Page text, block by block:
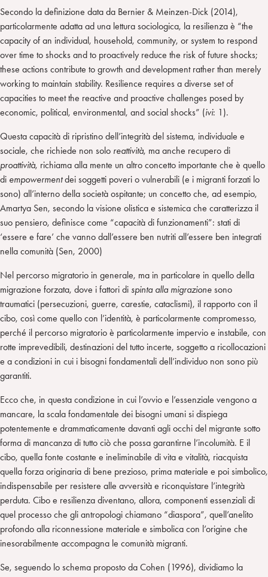
Secondo la definizione data da Bernier & Meinzen-Dick (2014),
particolarmente adatta ad una lettura sociologica, la resilienza è “the
capacity of an individual, household, community, or system to respond
over time to shocks and to proactively reduce the risk of future shocks;
these actions contribute to growth and development rather than merely
working to maintain stability. Resilience requires a diverse set of
capacities to meet the reactive and proactive challenges posed by
economic, political, environmental, and social shocks” (ivi: 1).
Questa capacità di ripristino dell’integrità del sistema, individuale e
sociale, che richiede non solo reattività, ma anche recupero di
proattività, richiama alla mente un altro concetto importante che è quello
di empowermentdei soggetti poveri o vulnerabili (e i migranti forzati lo
sono) all’interno della società ospitante; un concetto che, ad esempio,
Amartya Sen, secondo la visione olistica e sistemica che caratterizza il
suo pensiero, definisce come “capacità di funzionamenti”: stati di
‘essere e fare’ che vanno dall’essere ben nutriti all’essere ben integrati
nella comunità (Sen, 2000)
Nel percorso migratorio in generale, ma in particolare in quello della
migrazione forzata, dove i fattori di spinta alla migrazione sono
traumatici (persecuzioni, guerre, carestie, cataclismi), il rapporto con il
cibo, così come quello con l’identità, è particolarmente compromesso,
perché il percorso migratorio è particolarmente impervio e instabile, con
rotte imprevedibili, destinazioni del tutto incerte, soggetto a ricollocazioni
e a condizioni in cui i bisogni fondamentali dell’individuo non sono più
garantiti.
Ecco che, in questa condizione in cui l’ovvio e l’essenziale vengono a
mancare, la scala fondamentale dei bisogni umani si dispiega
potentemente e drammaticamente davanti agli occhi del migrante sotto
forma di mancanza di tutto ciò che possa garantirne l’incolumità. E il
cibo, quella fonte costante e ineliminabile di vita e vitalità, riacquista
quella forza originaria di bene prezioso, prima materiale e poi simbolico,
indispensabile per resistere alle avversità e riconquistare l’integrità
perduta. Cibo e resilienza diventano, allora, componenti essenziali di
quel processo che gli antropologi chiamano “diaspora”, quell’anelito
profondo alla riconnessione materiale e simbolica con l’origine che
inesorabilmente accompagna le comunità migranti.
Se, seguendo lo schema proposto da Cohen (1996), dividiamo la